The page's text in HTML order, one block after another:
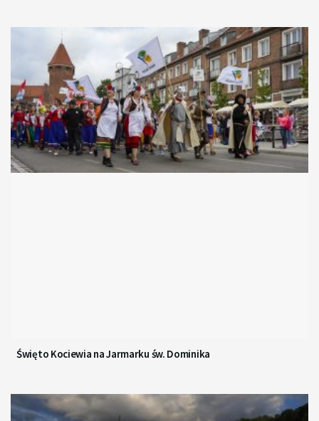
Święto Kociewia na Jarmarku św. Dominika